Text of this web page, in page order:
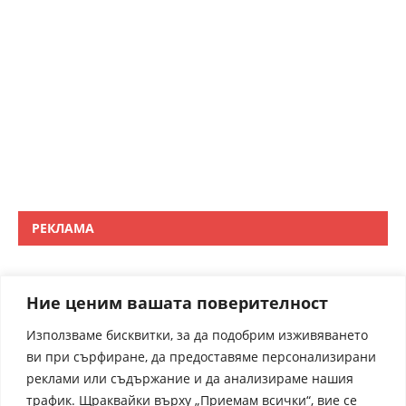
Ние ценим вашата поверителност
Използваме бисквитки, за да подобрим изживяването
ви при сърфиране, да предоставяме персонализирани
реклами или съдържание и да анализираме нашия
трафик. Щраквайки върху „Приемам всички“, вие се
РЕКЛАМА